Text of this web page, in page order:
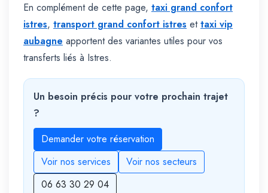
En complément de cette page, taxi grand confort
istres, transport grand confort istres ettaxi vip
aubagne apportent des variantes utiles pour vos
transferts liés à Istres.
Un besoin précis pour votre prochain trajet
?
Demander votre réservation
Voir nos services
Voir nos secteurs
06 63 30 29 04